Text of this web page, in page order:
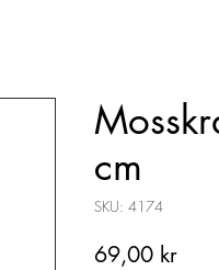
cm
SKU: 4174
69,00 krPris